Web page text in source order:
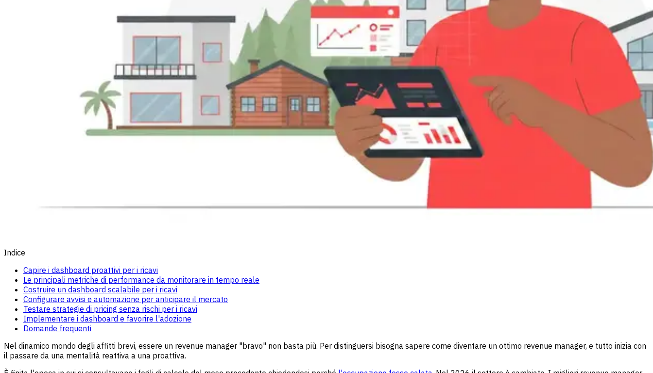
Indice
Capire i dashboard proattivi per i ricavi
Le principali metriche di performance da monitorare in tempo reale
Costruire un dashboard scalabile per i ricavi
Configurare avvisi e automazione per anticipare il mercato
Testare strategie di pricing senza rischi per i ricavi
Implementare i dashboard e favorire l'adozione
Domande frequenti
Nel dinamico mondo degli affitti brevi, essere un revenue manager "bravo" non basta più. Per distinguersi bisogna sapere come diventare un ottimo revenue manager, e tutto inizia con
il passare da una mentalità reattiva a una proattiva.